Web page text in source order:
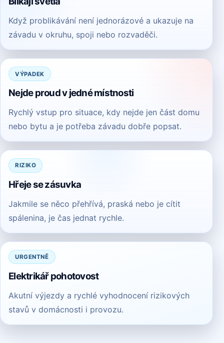
Když problikávání není jednorázové a ukazuje na
závadu v okruhu, spoji nebo rozvaděči.
VÝPADEK
Nejde proud v jedné místnosti
Rychlý vstup pro situace, kdy nejde jen část domu
nebo bytu a je potřeba závadu dobře popsat.
RIZIKO
Hřeje se zásuvka
Jakmile se něco přehřívá, praská nebo je cítit
spálenina, je čas jednat rychle.
URGENTNĚ
Elektrikář pohotovost
Akutní výjezdy a rychlé vyhodnocení rizikových
stavů v domácnosti i provozu.